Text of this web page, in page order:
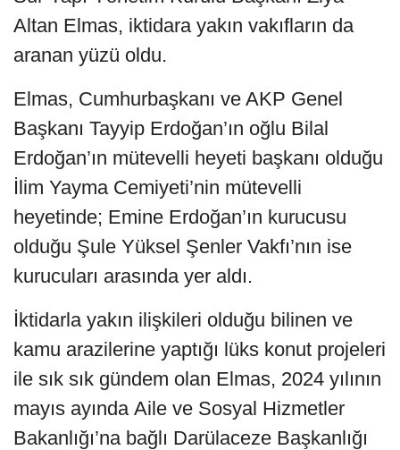
Altan Elmas, iktidara yakın vakıfların da
aranan yüzü oldu.
Elmas, Cumhurbaşkanı ve AKP Genel
Başkanı Tayyip Erdoğan’ın oğlu Bilal
Erdoğan’ın mütevelli heyeti başkanı olduğu
İlim Yayma Cemiyeti’nin mütevelli
heyetinde; Emine Erdoğan’ın kurucusu
olduğu Şule Yüksel Şenler Vakfı’nın ise
kurucuları arasında yer aldı.
İktidarla yakın ilişkileri olduğu bilinen ve
kamu arazilerine yaptığı lüks konut projeleri
ile sık sık gündem olan Elmas, 2024 yılının
mayıs ayında Aile ve Sosyal Hizmetler
Bakanlığı’na bağlı Darülaceze Başkanlığı